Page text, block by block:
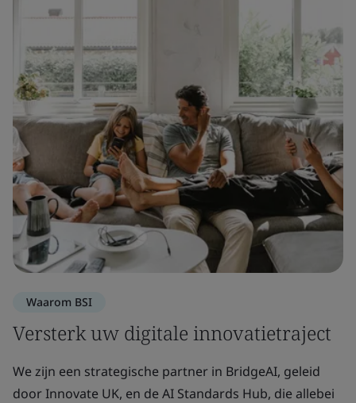
Waarom BSI
Versterk uw digitale innovatietraject
We zijn een strategische partner in BridgeAI, geleid
door Innovate UK, en de AI Standards Hub, die allebei